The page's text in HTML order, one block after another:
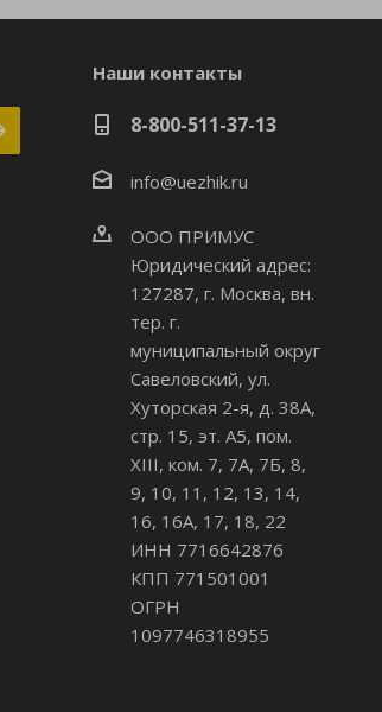
Наши контакты
8-800-511-37-13
info@uezhik.ru
ООО ПРИМУС
Юридический адрес:
127287, г. Москва, вн.
тер. г.
муниципальный округ
Савеловский, ул.
Хуторская 2-я, д. 38А,
стр. 15, эт. А5, пом.
XIII, ком. 7, 7А, 7Б, 8,
9, 10, 11, 12, 13, 14,
16, 16А, 17, 18, 22
ИНН 7716642876
КПП 771501001
ОГРН
1097746318955